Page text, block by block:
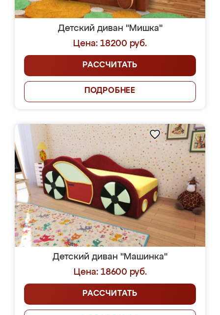
Детский диван "Мишка"
Цена: 18200 руб.
РАССЧИТАТЬ
ПОДРОБНЕЕ
Детский диван "Машинка"
Цена: 18600 руб.
РАССЧИТАТЬ